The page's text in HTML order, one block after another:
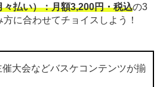
払い）：月額3,200円・税込の3
に合わせてチョイスしよう！
大会などバスケコンテンツが揃